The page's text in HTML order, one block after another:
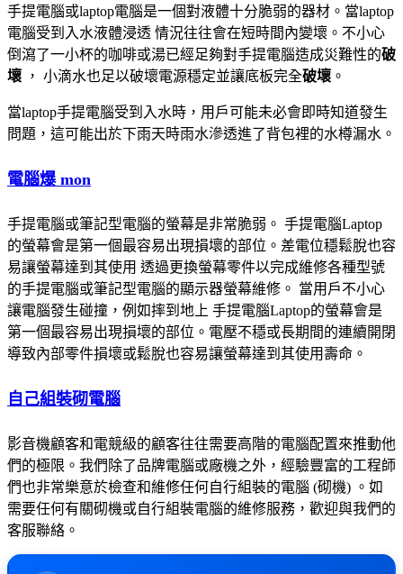
手提電腦或laptop電腦是一個對液體十分脆弱的器材。當laptop
電腦受到入水液體浸透 情況往往會在短時間內變壞。不小心
倒瀉了一小杯的咖啡或湯已經足夠對手提電腦造成災難性的破
壞 ， 小滴水也足以破壞電源穩定並讓底板完全破壞 。
當laptop手提電腦受到入水時，用戶可能未必會即時知道發生
問題，這可能出於下雨天時雨水滲透進了背包裡的水樽漏水。
電腦爆 mon
手提電腦或筆記型電腦的螢幕是非常脆弱。 手提電腦Laptop
的螢幕會是第一個最容易出現損壞的部位。差電位穩鬆脫也容
易讓螢幕達到其使用 透過更換螢幕零件以完成維修各種型號
的手提電腦或筆記型電腦的顯示器螢幕維修。 當用戶不小心
讓電腦發生碰撞，例如摔到地上 手提電腦Laptop的螢幕會是
第一個最容易出現損壞的部位。電壓不穩或長期間的連續開閉
導致內部零件損壞或鬆脫也容易讓螢幕達到其使用壽命 。
自己組裝砌電腦
影音機顧客和電競級的顧客往往需要高階的電腦配置來推動他
們的極限。我們除了品牌電腦或廠機之外，經驗豐富的工程師
們也非常樂意於檢查和維修任何自行組裝的電腦 (砌機) 。如
需要任何有關砌機或自行組裝電腦的維修服務，歡迎與我們的
客服聯絡。